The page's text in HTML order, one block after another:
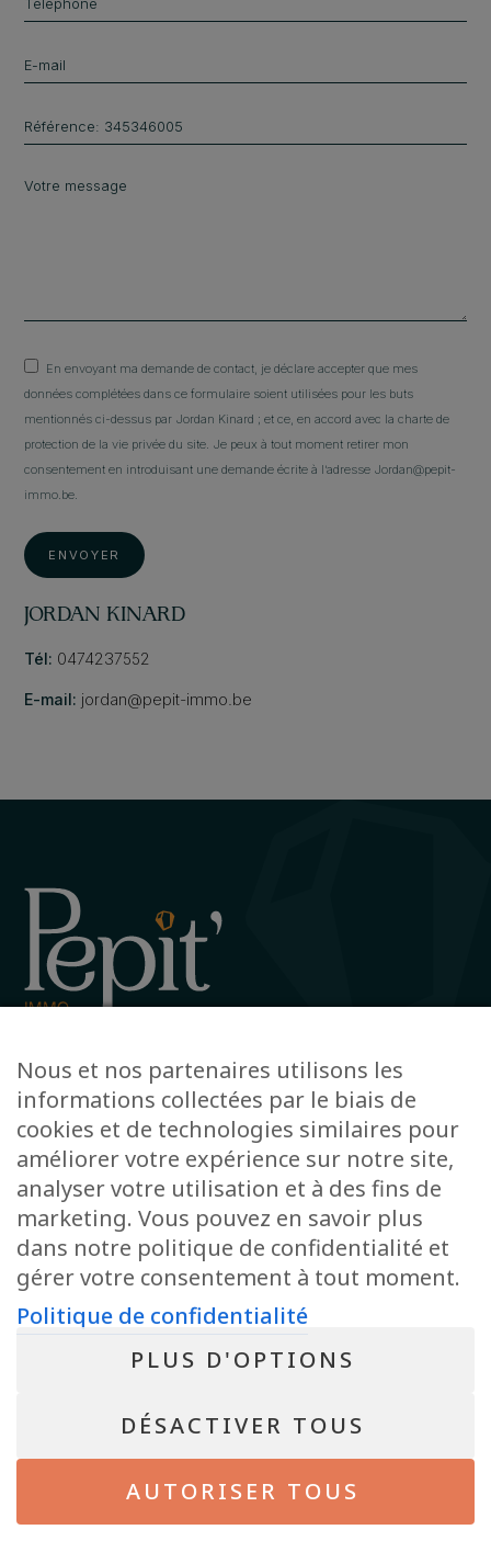
En envoyant ma demande de contact, je déclare accepter que mes
données complétées dans ce formulaire soient utilisées pour les buts
mentionnés ci-dessus par Jordan Kinard ; et ce, en accord avec la charte de
protection de la vie privée du site. Je peux à tout moment retirer mon
consentement en introduisant une demande écrite à l’adresse Jordan@pepit-
immo.be.
ENVOYER
JORDAN KINARD
Tél: 0474237552
E-mail: jordan@pepit-immo.be
+32 63 78 51 51
info@pepit-immo.be
POLITIQUE DE CONFIDENTIALITÉ
Conseiller immobilier agréé IPI sous le numéro 513.950 en Belgique
N° entreprise : BE-0804.021.122
Instance de contrôle: IPI, rue du Luxembourg 16B, 1000 Bruxelles – Soumis
au code déontologique de l’ IPI
RC professionnelle et cautionnement via AXA Belgium SA – police n°
Bientôt disponible !
Nous et nos partenaires utilisons les
informations collectées par le biais de
cookies et de technologies similaires pour
améliorer votre expérience sur notre site,
analyser votre utilisation et à des fins de
marketing. Vous pouvez en savoir plus
dans notre politique de confidentialité et
gérer votre consentement à tout moment.
Politique de confidentialité
PLUS D'OPTIONS
DÉSACTIVER TOUS
AUTORISER TOUS